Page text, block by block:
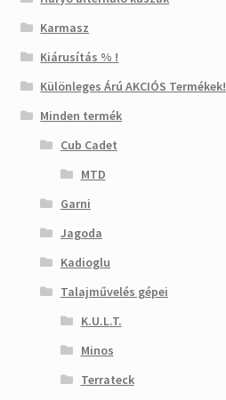
Karmasz
Kiárusítás % !
Különleges Árú AKCIÓS Termékek!
Minden termék
Cub Cadet
MTD
Garni
Jagoda
Kadioglu
Talajművelés gépei
K.U.L.T.
Minos
Terrateck